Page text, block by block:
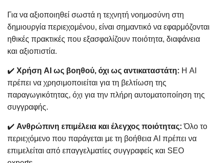
Για να αξιοποιηθεί σωστά η τεχνητή νοημοσύνη στη
δημιουργία περιεχομένου, είναι σημαντικό να εφαρμόζονται
ηθικές πρακτικές που εξασφαλίζουν ποιότητα, διαφάνεια
και αξιοπιστία.
✔️ Χρήση AI ως βοηθού, όχι ως αντικαταστάτη: Η AI
πρέπει να χρησιμοποιείται για τη βελτίωση της
παραγωγικότητας, όχι για την πλήρη αυτοματοποίηση της
συγγραφής.
✔️ Ανθρώπινη επιμέλεια και έλεγχος ποιότητας: Όλο το
περιεχόμενο που παράγεται με τη βοήθεια AI πρέπει να
επιμελείται από επαγγελματίες συγγραφείς και SEO